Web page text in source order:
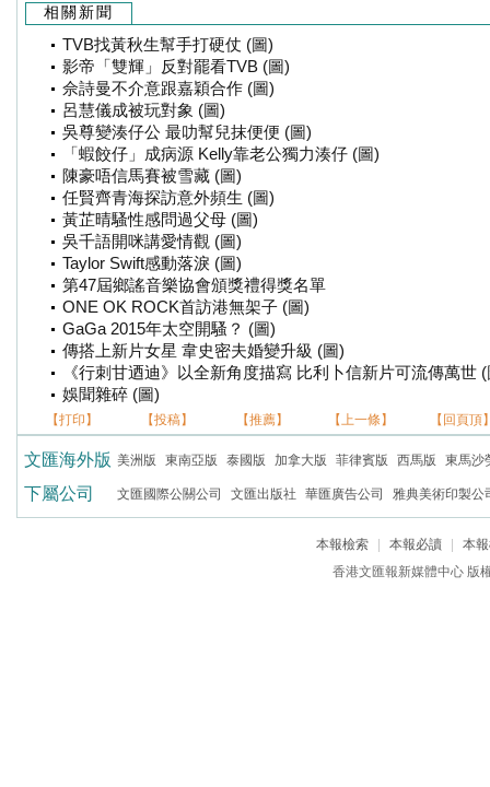
相關新聞
TVB找黃秋生幫手打硬仗 (圖)
影帝「雙輝」反對罷看TVB (圖)
佘詩曼不介意跟嘉穎合作 (圖)
呂慧儀成被玩對象 (圖)
吳尊變湊仔公 最叻幫兒抹便便 (圖)
「蝦餃仔」成病源 Kelly靠老公獨力湊仔 (圖)
陳豪唔信馬賽被雪藏 (圖)
任賢齊青海探訪意外頻生 (圖)
黃芷晴騷性感問過父母 (圖)
吳千語開咪講愛情觀 (圖)
Taylor Swift感動落淚 (圖)
第47屆鄉謠音樂協會頒獎禮得獎名單
ONE OK ROCK首訪港無架子 (圖)
GaGa 2015年太空開騷？ (圖)
傳搭上新片女星 韋史密夫婚變升級 (圖)
《行刺甘迺迪》以全新角度描寫 比利卜信新片可流傳萬世 (
娛聞雜碎 (圖)
【打印】 【投稿】 【推薦】 【上一條】 【回頁頂
文匯海外版 美洲版 東南亞版 泰國版 加拿大版 菲律賓版 西馬版 東馬沙
下屬公司 文匯國際公關公司 文匯出版社 華匯廣告公司 雅典美術印製公
本報檢索 本報必讀
本
香港文匯報新媒體中心 版